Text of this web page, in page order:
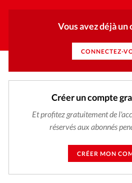
Eglises Foi
Publireportage
Tour du monde des
Vécu
Vie Intérieure
Vous avez déjà un
CONNECTEZ-
Créer un compte
Et profitez gratuitement de
réservés aux abonnés
CRÉER MON